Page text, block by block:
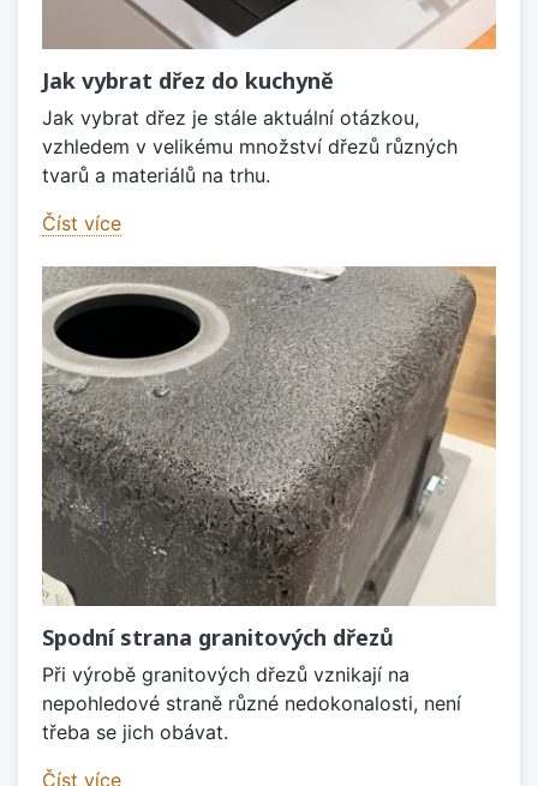
Jak vybrat dřez do kuchyně
Jak vybrat dřez je stále aktuální otázkou,
vzhledem v velikému množství dřezů různých
tvarů a materiálů na trhu.
Číst více
Spodní strana granitových dřezů
Při výrobě granitových dřezů vznikají na
nepohledové straně různé nedokonalosti, není
třeba se jich obávat.
Číst více